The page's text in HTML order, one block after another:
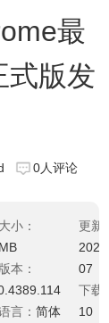
最
式版发
0人评论
小：
本：
言：简体
更新
07
下载
10